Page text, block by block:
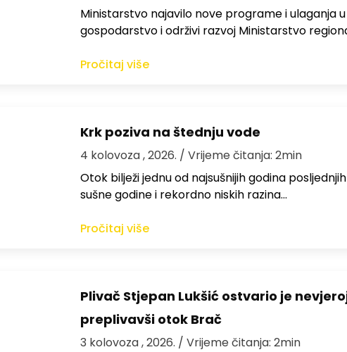
Ministarstvo najavilo nove programe i ulaganja
gospodarstvo i održivi razvoj Ministarstvo
Pročitaj više
Krk poziva na štednju vode
4 kolovoza , 2026. / Vrijeme čitanja: 2min
Otok bilježi jednu od najsušnijih godina
sušne godine i rekordno niskih razina…
Pročitaj više
Plivač Stjepan Lukšić ostvario je
preplivavši otok Brač
3 kolovoza , 2026. / Vrijeme čitanja: 2min